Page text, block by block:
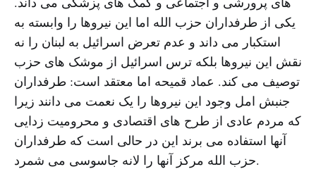
یکی از طرفداران حزب الله اما این نیروها را وابسته به
استکبار می داند و عدم تعرض اسرائیل به لبنان را نه
نقش این نیروها بلکه ترس اسرائیل از موشک های حزب
توصیف می کند. عماد قمیحه اما معتقد است: طرفداران
جنبش امل وجود این نیروها را یک نعمت می دانند زیرا
که مردم عادی از طرح های اقتصادی و محرومیت زدایی
آنها استفاده می برند این در حالی است که طرفداران
حزب الله مرکز آنها را لانه جاسوسی می شمرد.